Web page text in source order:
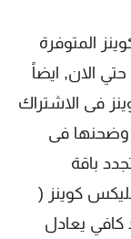
المتوفرة
الان, ايضاً
فى الاشتراك
وضحنها فى
فى عروض 365 أو تجدد باقة
كوينز (
عدد كافي يعادل